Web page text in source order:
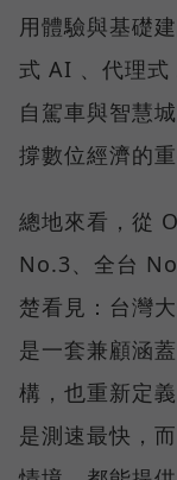
用體驗與基礎
式 AI 、代理式
自駕車與智慧
撐數位經濟的
總地來看，從
No.3、全台
楚看見：台灣
是一套兼顧涵
構，也重新定
是測速最快，